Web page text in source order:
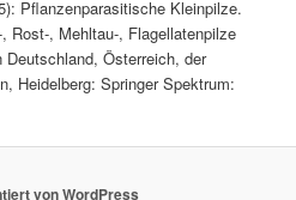
Pflanzenparasitische Kleinpilze.
Rost-, Mehltau-, Flagellatenpilze
Österreich, der
Heidelberg: Springer Spektrum:
von WordPress